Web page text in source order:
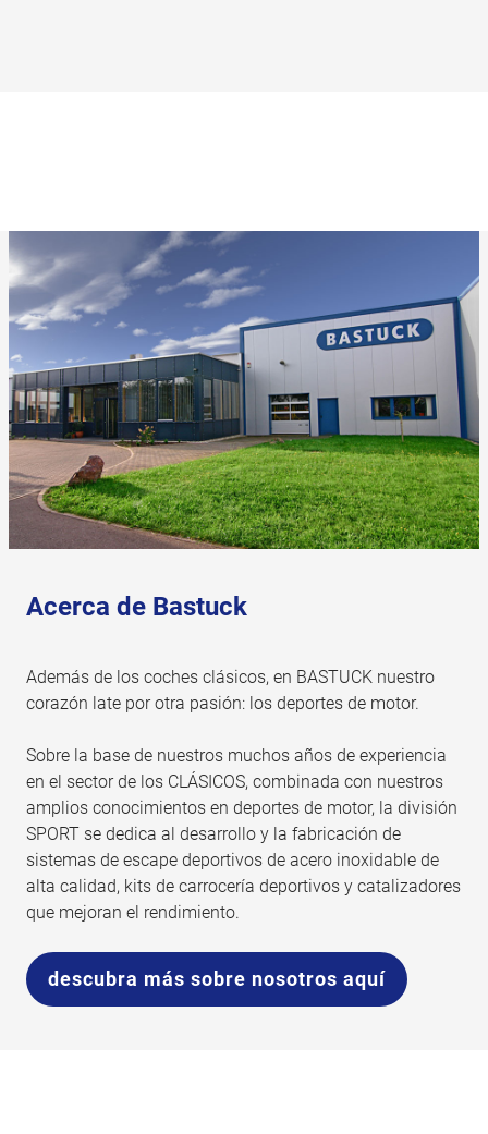
Acerca de Bastuck
Además de los coches clásicos, en BASTUCK nuestro
corazón late por otra pasión: los deportes de motor.
Sobre la base de nuestros muchos años de experiencia
en el sector de los CLÁSICOS, combinada con nuestros
amplios conocimientos en deportes de motor, la división
SPORT se dedica al desarrollo y la fabricación de
sistemas de escape deportivos de acero inoxidable de
alta calidad, kits de carrocería deportivos y catalizadores
que mejoran el rendimiento.
descubra más sobre nosotros aquí